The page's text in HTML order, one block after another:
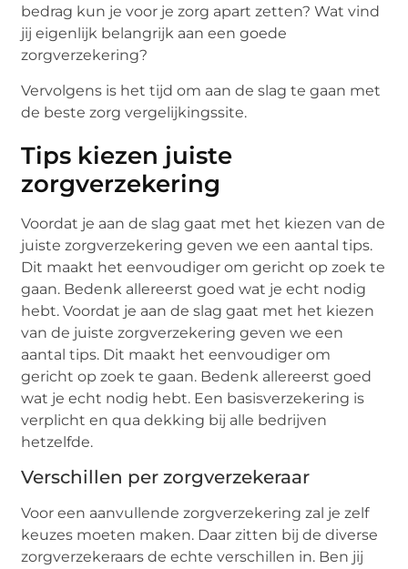
bedrag kun je voor je zorg apart zetten? Wat vind
jij eigenlijk belangrijk aan een goede
zorgverzekering?
Vervolgens is het tijd om aan de slag te gaan met
de beste zorg vergelijkingssite.
Tips kiezen juiste
zorgverzekering
Voordat je aan de slag gaat met het kiezen van de
juiste zorgverzekering geven we een aantal tips.
Dit maakt het eenvoudiger om gericht op zoek te
gaan. Bedenk allereerst goed wat je echt nodig
hebt. Voordat je aan de slag gaat met het kiezen
van de juiste zorgverzekering geven we een
aantal tips. Dit maakt het eenvoudiger om
gericht op zoek te gaan. Bedenk allereerst goed
wat je echt nodig hebt. Een basisverzekering is
verplicht en qua dekking bij alle bedrijven
hetzelfde.
Verschillen per zorgverzekeraar
Voor een aanvullende zorgverzekering zal je zelf
keuzes moeten maken. Daar zitten bij de diverse
zorgverzekeraars de echte verschillen in. Ben jij